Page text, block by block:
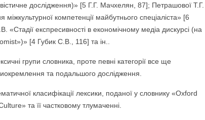
дослідження)» [5 Г.Г. Мачхелян, 87]; Петрашової Т.Г.
компетенції майбутнього спеціаліста» [6
експресивності в економічному медіа дискурсі (на
[4 Губик С.В., 116] та ін..
групи словника, проте певні категорії все ще
та подальшого дослідження.
класифікації лексики, поданої у словнику «Oxford
та її частковому тлумаченні.